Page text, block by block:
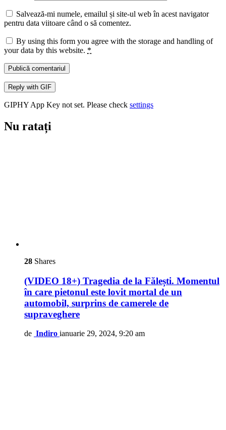
Salvează-mi numele, emailul și site-ul web în acest navigator
pentru data viitoare când o să comentez.
By using this form you agree with the storage and handling of
your data by this website. *
Publică comentariul
Reply with GIF
GIPHY App Key not set. Please check settings
Nu ratați
28 Shares
(VIDEO 18+) Tragedia de la Fălești. Momentul
în care pietonul este lovit mortal de un
automobil, surprins de camerele de
supraveghere
de Indiro ianuarie 29, 2024, 9:20 am